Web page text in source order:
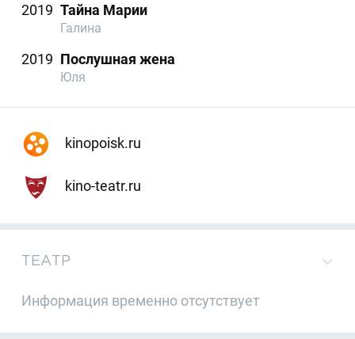
2019 Тайна Марии
Галина
2019 Послушная жена
Юля
kinopoisk.ru
kino-teatr.ru
ТЕАТР
Информация временно отсутствует